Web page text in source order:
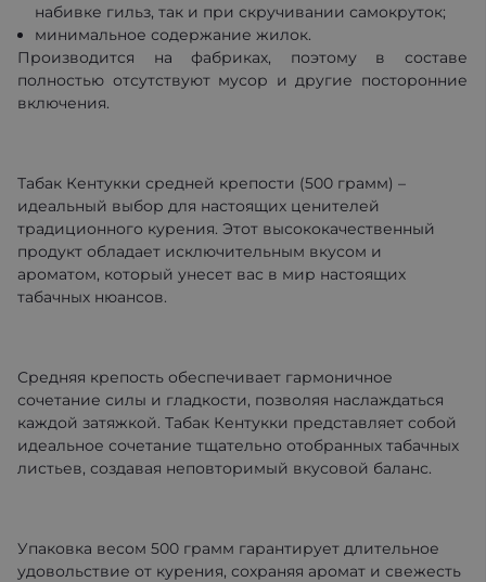
набивке гильз, так и при скручивании самокруток;
минимальное содержание жилок.
Производится на фабриках, поэтому в составе
полностью отсутствуют мусор и другие посторонние
включения.
Табак Кентукки средней крепости (500 грамм) –
идеальный выбор для настоящих ценителей
традиционного курения. Этот высококачественный
продукт обладает исключительным вкусом и
ароматом, который унесет вас в мир настоящих
табачных нюансов.
Средняя крепость обеспечивает гармоничное
сочетание силы и гладкости, позволяя наслаждаться
каждой затяжкой. Табак Кентукки представляет собой
идеальное сочетание тщательно отобранных табачных
листьев, создавая неповторимый вкусовой баланс.
Упаковка весом 500 грамм гарантирует длительное
удовольствие от курения, сохраняя аромат и свежесть